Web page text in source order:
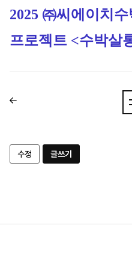
2025 ㈜씨에이치
프로젝트 <수박살
수정 글쓰기